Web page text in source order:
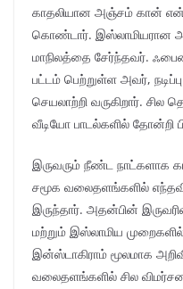
காதலியான அஞ்சம் கான்
கொண்டார். இஸ்லாமியரான
மாநிலத்தை சேர்ந்தவர்.
பட்டம் பெற்றுள்ள அவர்,
செயலாற்றி வருகிறார்.
வீடியோ பாடல்களில் தோன்றி
இருவரும் நீண்ட நாட்களாக
சமூக வலைதளங்களில்
இருந்தார். அதன்பின்
மற்றும் இஸ்லாமிய
இன்ஸ்டாகிராம் மூலமாக
வலைதளங்களில் சில